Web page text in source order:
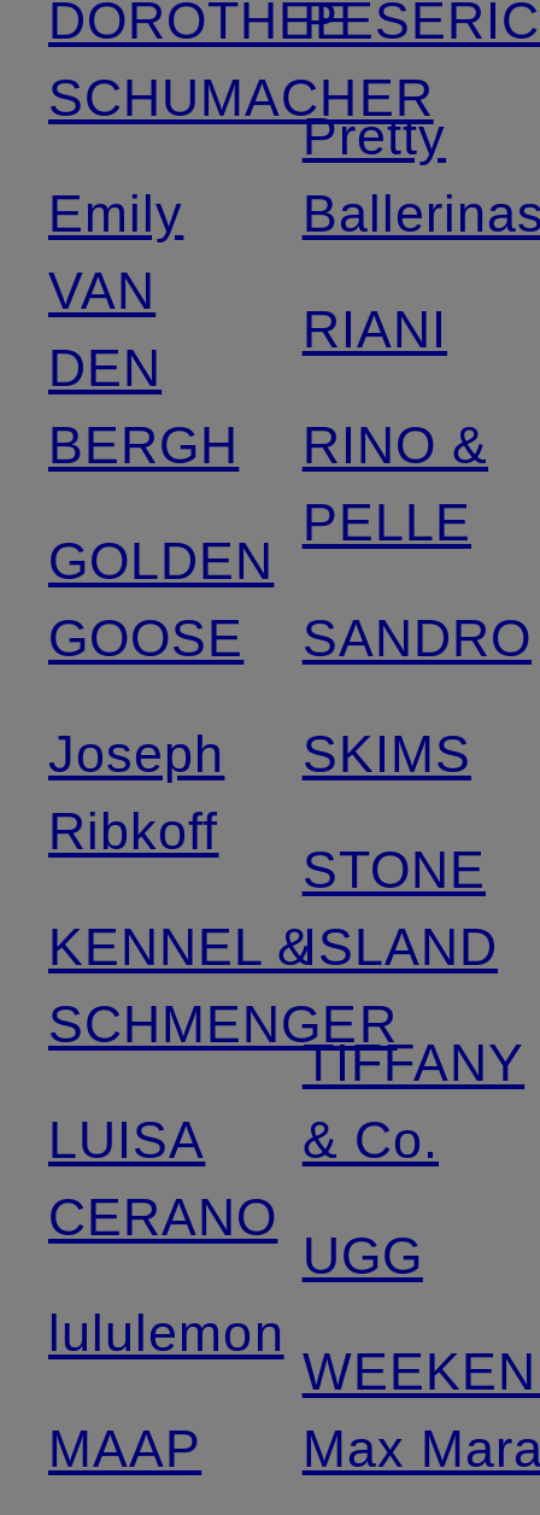
DOROTHEE
SCHUMACHER
Emily
VAN
DEN
BERGH
GOLDEN
GOOSE
Joseph
Ribkoff
KENNEL &
SCHMENGER
LUISA
CERANO
lululemon
MAAP
Pretty
RIANI
RINO &
PELLE
SANDRO
SKIMS
STONE
ISLAND
TIFFANY
& Co.
UGG
Max